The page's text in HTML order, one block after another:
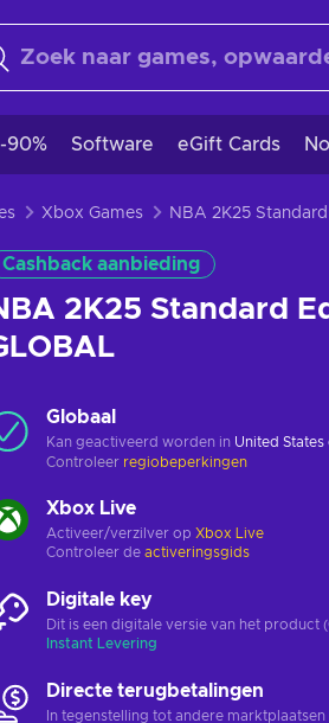
90% Software eGift Cards
Xbox Games
Cashback aanbieding
2K25 Standard
Globaal
Kan geactiveerd worden in United
Controleer regiobeperkingen
Xbox Live
Activeer/verzilver op Xbox Live
Controleer de activeringsgids
Digitale key
Dit is een digitale versie van het product
Instant Levering
Directe terugbetalingen
In tegenstelling tot andere marktplaatsen